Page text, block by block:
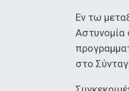
Εν τω
Αστυνομία
στο